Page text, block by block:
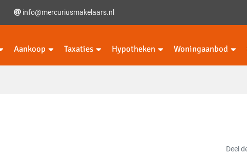
info@mercuriusmakelaars.nl
Aankoop Taxaties Hypotheken Woningaanbod
Deel